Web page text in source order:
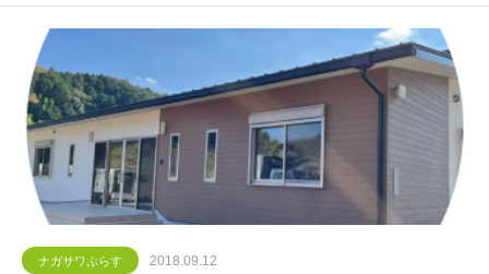
ナガサワぷらす 2018.09.12